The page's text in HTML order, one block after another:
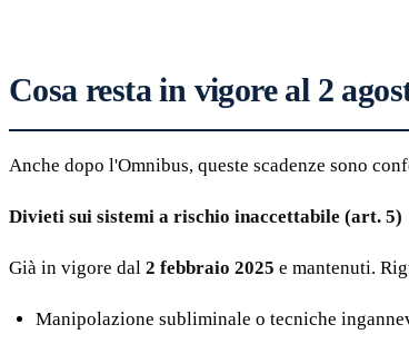
Cosa resta in vigore al 2
Anche dopo l'Omnibus, queste scadenze sono
Divieti sui sistemi a rischio inaccettabile (art. 5)
Già in vigore dal 2 febbraio 2025 e mantenuti.
Manipolazione subliminale o tecniche